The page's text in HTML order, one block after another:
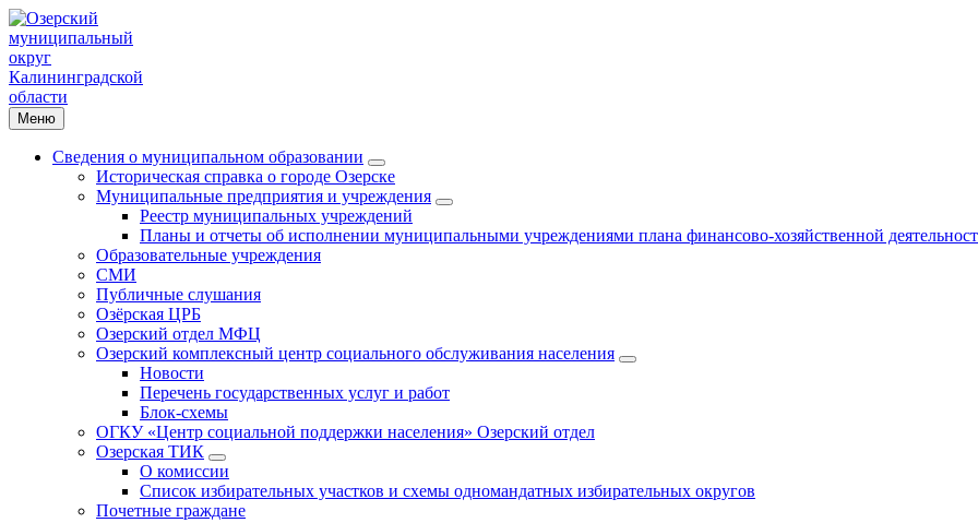
Меню
Сведения о муниципальном образовании
Историческая справка о городе Озерске
Муниципальные предприятия и учреждения
Реестр муниципальных учреждений
Планы и отчеты об исполнении муниципальными учреждениями плана финансово-хозяйственной
Образовательные учреждения
СМИ
Публичные слушания
Озёрская ЦРБ
Озерский отдел МФЦ
Озерский комплексный центр социального обслуживания населения
Новости
Перечень государственных услуг и работ
Блок-схемы
ОГКУ «Центр социальной поддержки населения» Озерский отдел
Озерская ТИК
О комиссии
Список избирательных участков и схемы одномандатных избирательных округов
Почетные граждане